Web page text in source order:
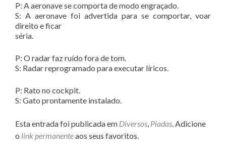
P: A aeronave se comporta de modo engraçado.
S: A aeronave foi advertida para se comportar, voar
direito e ficar
séria.
P: O radar faz ruído fora de tom.
S: Radar reprogramado para executar líricos.
P: Rato no cockpit.
S: Gato prontamente instalado.
Esta entrada foi publicada em Diversos, Piadas. Adicione
o link permanenteaos seus favoritos.